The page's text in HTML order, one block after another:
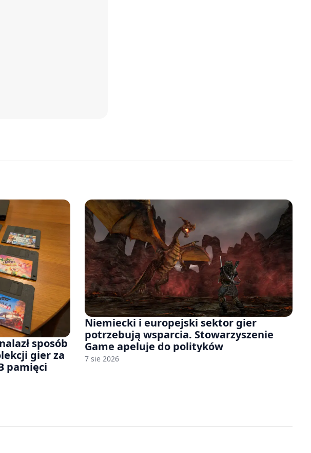
sposób
gier za
pamięci
Niemiecki i europejski sektor gier
potrzebują wsparcia. Stowarzyszenie
Game apeluje do polityków
7 sie 2026